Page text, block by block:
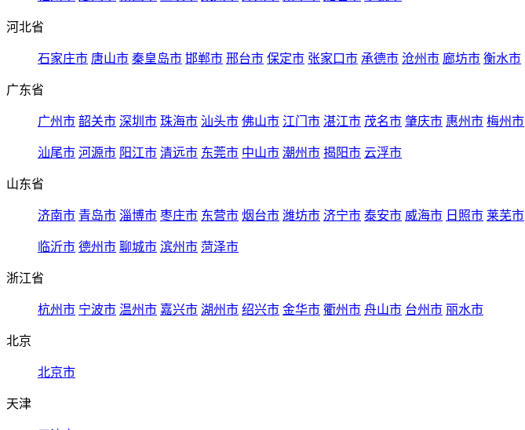
河北省
石家庄市 唐山市 秦皇岛市 邯郸市 邢台市 保定市 张家口市 承德市 沧州市 廊坊市 衡水市
广东省
广州市 韶关市 深圳市 珠海市 汕头市 佛山市 江门市 湛江市 茂名市 肇庆市 惠州市 梅州市
汕尾市 河源市 阳江市 清远市 东莞市 中山市 潮州市 揭阳市 云浮市
山东省
济南市 青岛市 淄博市 枣庄市 东营市 烟台市 潍坊市 济宁市 泰安市 威海市 日照市 莱芜市
临沂市 德州市 聊城市 滨州市 菏泽市
浙江省
杭州市 宁波市 温州市 嘉兴市 湖州市 绍兴市 金华市 衢州市 舟山市 台州市 丽水市
北京
北京市
天津